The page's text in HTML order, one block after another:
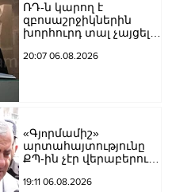
ՌԴ-ն կարող է
զբոսաշրջիկներին
խորհուրդ տալ չայցելել
ռուսաստանցիների
20:07 06.08.2026
«Գյnրմամիշ»
արտահայտությունը
ՔՊ-ին չէր վերաբերում,
խլnղներին էր
19:11 06.08.2026